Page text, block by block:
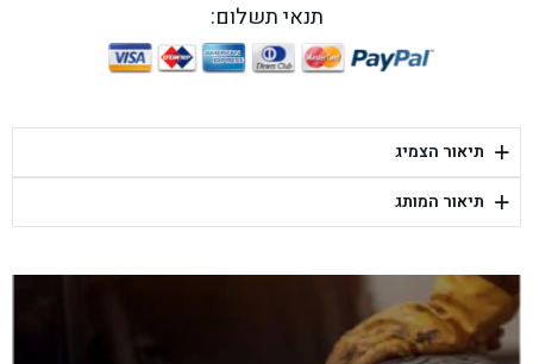
בן גל - היובלים 26, הוד השרון - הוד השרון
בן גל - יפת 88, תל אביב יפו - תל אביב
בן גל - דור אלון הר טוב - בית שמש
תנאי תשלום:
+ תיאור הצמיג
+ תיאור המותג